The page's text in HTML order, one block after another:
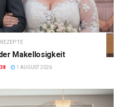
REZEPTE
Makellosigkeit
1 AUGUST 2026